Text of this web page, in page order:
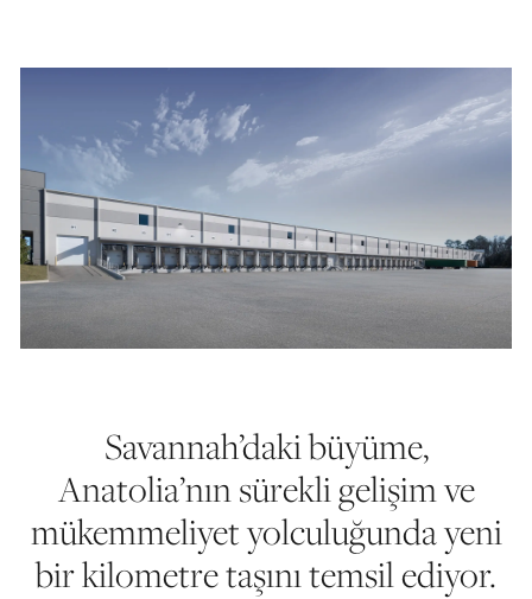
Savannah’daki büyüme,
Anatolia’nın sürekli gelişim ve
mükemmeliyet yolculuğunda yeni
bir kilometre taşını temsil ediyor.